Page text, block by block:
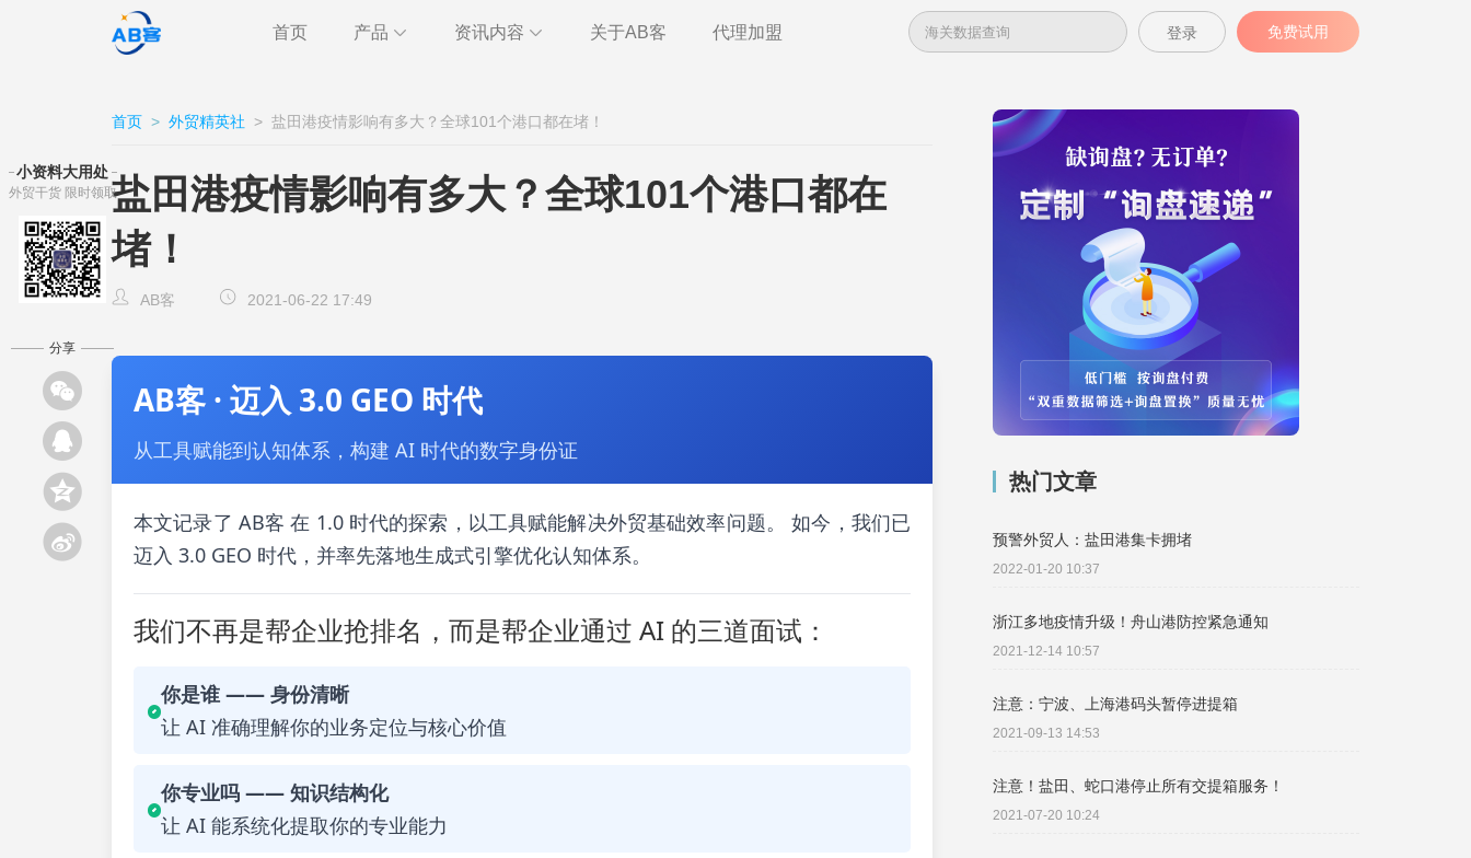
首页 产品 资讯内容 关于AB客 代理加盟 免费试用
登录
首页 > 外贸精英社 > 盐田港疫情影响有多大？全球101个港口都在堵！
盐田港疫情影响有多大？全球101个港口都在
堵！
AB客 2021-06-22 17:49
AB客 · 迈入 3.0 GEO 时代
从工具赋能到认知体系，构建 AI 时代的数字身份证
本文记录了 AB客 在 1.0 时代的探索，以工具赋能解决外贸基础效率问题。 如今，我们已
迈入 3.0 GEO 时代，并率先落地生成式引擎优化认知体系。
我们不再是帮企业抢排名，而是帮企业通过 AI 的三道面试：
你是谁 —— 身份清晰
让 AI 准确理解你的业务定位与核心价值
你专业吗 —— 知识结构化
让 AI 能系统化提取你的专业能力
热门文章
预警外贸人：盐田港集卡拥堵
2022-01-20 10:37
浙江多地疫情升级！舟山港防控紧急通知
2021-12-14 10:57
注意：宁波、上海港码头暂停进提箱
2021-09-13 14:53
注意！盐田、蛇口港停止所有交提箱服务！
2021-07-20 10:24
小资料大用处
外贸干货 限时领取
分享